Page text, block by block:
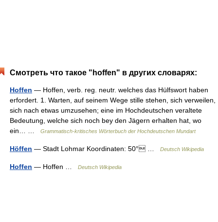
Смотреть что такое "hoffen" в других словарях:
Hoffen — Hoffen, verb. reg. neutr. welches das Hülfswort haben
erfordert. 1. Warten, auf seinem Wege stille stehen, sich verweilen,
sich nach etwas umzusehen; eine im Hochdeutschen veraltete
Bedeutung, welche sich noch bey den Jägern erhalten hat, wo
ein… …
Grammatisch-kritisches Wörterbuch der Hochdeutschen Mundart
Höffen — Stadt Lohmar Koordinaten: 50° … Deutsch Wikipedia
Hoffen — Hoffen … Deutsch Wikipedia